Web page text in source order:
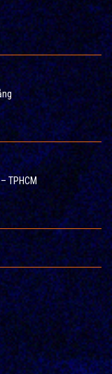
sử dụng, tương
6 – 9 tháng sử
sử dụng, tương
tương đương
đương 36.000
TPHCM